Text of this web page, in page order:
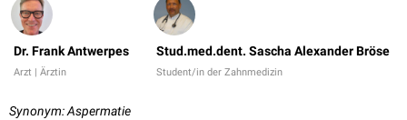
Dr. Frank Antwerpes
Arzt | Ärztin
Stud.med.dent. Sascha Alexander Bröse
Student/in der Zahnmedizin
Synonym: Aspermatie